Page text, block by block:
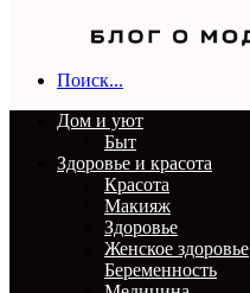
Поиск...
Дом и уют
Быт
Здоровье и красота
Красота
Макияж
Здоровье
Женское здоровье
Беременность